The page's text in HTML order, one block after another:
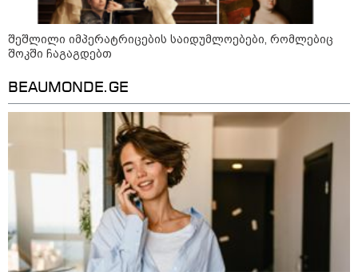
ინტერნეტში ამაღელვებელი
კადრები ვრცელდება - როგორ
გადაარჩინა 56 წლის კაცმა
ბავშვები აბობოქრებულ ზღვაში
კატეგორიის ყველა სიახლე
"არის პოლარიზაციის კიდევ უფრო
გაღრმავების საფრთხე და ...“
შეშლილი იმპერატრიცების საიდუმლოებები, რომლებიც
შოკში ჩაგაგდებთ
BEAUMONDE.GE